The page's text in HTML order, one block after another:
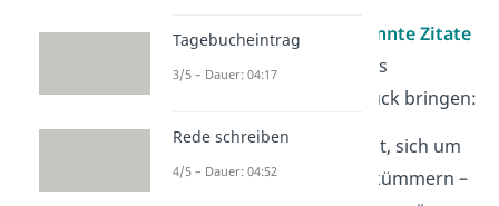
Hier findest du
10 bekannte Zitate
über die Familie
, die das
wunderbar zum Ausdruck bringen:
„Liebe beginnt damit, sich um
seineNächsten
zu kümmern –
Tagebucheintrag
3/5 – Dauer: 04:17
Rede schreiben
4/5 – Dauer: 04:52